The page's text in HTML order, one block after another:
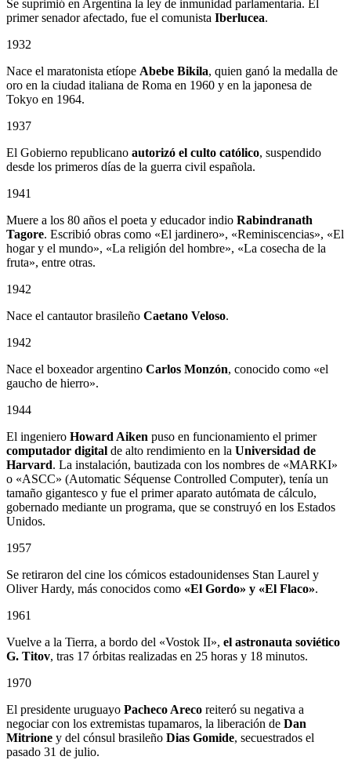
Se suprimió en Argentina la ley de inmunidad parlamentaria. El
primer senador afectado, fue el comunista Iberlucea.
1932
Nace el maratonista etíope Abebe Bikila, quien ganó la medalla de
oro en la ciudad italiana de Roma en 1960 y en la japonesa de
Tokyo en 1964.
1937
El Gobierno republicano autorizó el culto católico, suspendido
desde los primeros días de la guerra civil española.
1941
Muere a los 80 años el poeta y educador indio Rabindranath
Tagore. Escribió obras como «El jardinero», «Reminiscencias», «El
hogar y el mundo», «La religión del hombre», «La cosecha de la
fruta», entre otras.
1942
Nace el cantautor brasileño Caetano Veloso.
1942
Nace el boxeador argentino Carlos Monzón, conocido como «el
gaucho de hierro».
1944
El ingeniero Howard Aiken puso en funcionamiento el primer
computador digital de alto rendimiento en la Universidad de
Harvard. La instalación, bautizada con los nombres de «MARKI»
o «ASCC» (Automatic Séquense Controlled Computer), tenía un
tamaño gigantesco y fue el primer aparato autómata de cálculo,
gobernado mediante un programa, que se construyó en los Estados
Unidos.
1957
Se retiraron del cine los cómicos estadounidenses Stan Laurel y
Oliver Hardy, más conocidos como «El Gordo» y «El Flaco».
1961
Vuelve a la Tierra, a bordo del «Vostok II», el astronauta soviético
G. Titov, tras 17 órbitas realizadas en 25 horas y 18 minutos.
1970
El presidente uruguayo Pacheco Areco reiteró su negativa a
negociar con los extremistas tupamaros, la liberación de Dan
Mitrione y del cónsul brasileño Dias Gomide, secuestrados el
pasado 31 de julio.